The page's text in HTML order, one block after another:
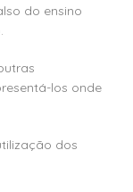
do ensino
los onde
dos